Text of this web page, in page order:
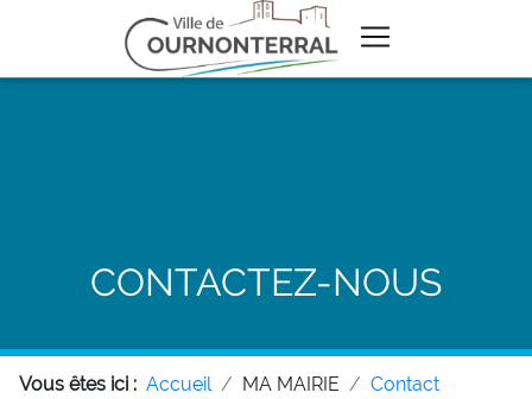
CONTACTEZ-NOUS
Vous êtes ici : Accueil MA MAIRIE Contact